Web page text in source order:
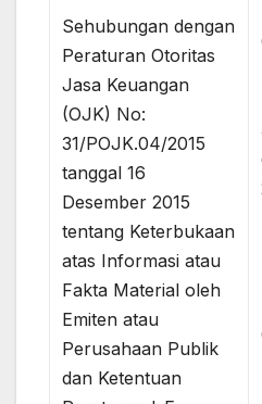
Sehubungan dengan
Peraturan Otoritas
Jasa Keuangan
(OJK) No:
31/POJK.04/2015
tanggal 16
Desember 2015
tentang Keterbukaan
atas Informasi atau
Fakta Material oleh
Emiten atau
Perusahaan Publik
dan Ketentuan